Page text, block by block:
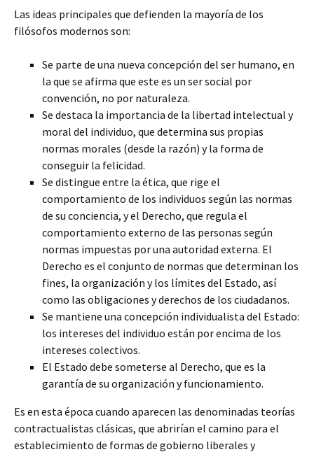
Las ideas principales que defienden la mayoría de los
filósofos modernos son:
Se parte de una nueva concepción del ser humano, en
la que se afirma que este es un ser social por
convención, no por naturaleza.
Se destaca la importancia de la libertad intelectual y
moral del individuo, que determina sus propias
normas morales (desde la razón) y la forma de
conseguir la felicidad.
Se distingue entre la ética, que rige el
comportamiento de los individuos según las normas
de su conciencia, y el Derecho, que regula el
comportamiento externo de las personas según
normas impuestas por una autoridad externa. El
Derecho es el conjunto de normas que determinan los
fines, la organización y los límites del Estado, así
como las obligaciones y derechos de los ciudadanos.
Se mantiene una concepción individualista del Estado:
los intereses del individuo están por encima de los
intereses colectivos.
El Estado debe someterse al Derecho, que es la
garantía de su organización y funcionamiento.
Es en esta época cuando aparecen las denominadas teorías
contractualistas clásicas, que abrirían el camino para el
establecimiento de formas de gobierno liberales y